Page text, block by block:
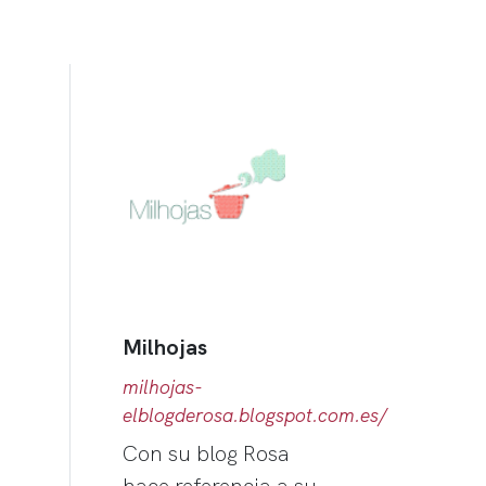
Milhojas
milhojas-
elblogderosa.blogspot.com.es/
Con su blog Rosa